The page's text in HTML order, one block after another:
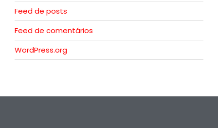
Feed de posts
Feed de comentários
WordPress.org